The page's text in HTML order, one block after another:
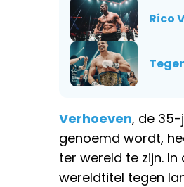
Rico
Verhoeven, de 35-
genoemd wordt,
ter wereld te zijn.
wereldtitel tegen